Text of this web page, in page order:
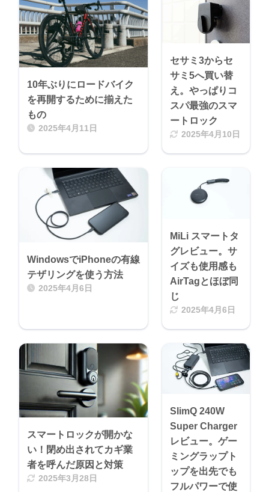
10年ぶりにロードバイク
を再開するために揃えた
もの
2025年4月11日
セサミ3からセ
サミ5へ買い替
え。やっぱりコ
スパ最強のスマ
ートロック
2025年4月10日
WindowsでiPhoneの有線
テザリングを使う方法
2025年4月6日
MiLi スマートタ
グレビュー。サ
イズも使用感も
AirTagとほぼ同
じ
2025年4月6日
スマートロックが開かな
い！閉め出されてカギ業
者を呼んだ原因と対策
2025年3月28日
SlimQ 240W
Super Charger
レビュー。ゲー
ミングラップト
ップを出先でも
フルパワーで使